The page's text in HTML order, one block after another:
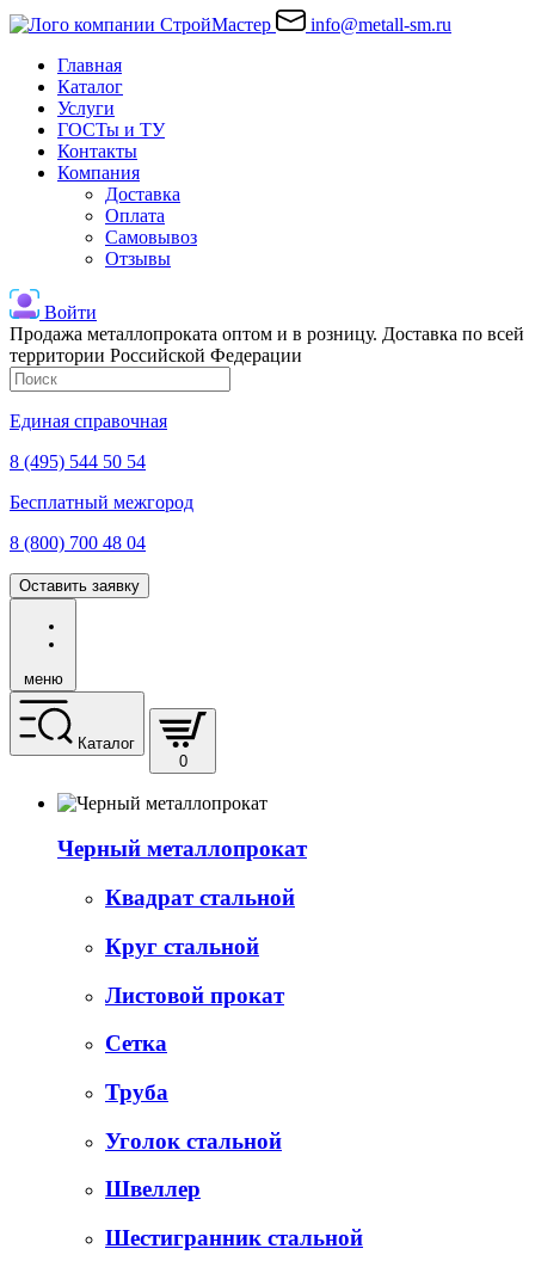
info@metall-sm.ru
Главная
Каталог
Услуги
ГОСТы и ТУ
Контакты
Компания
Доставка
Оплата
Самовывоз
Отзывы
Войти
Продажа металлопроката оптом и в розницу. Доставка по всей
территории Российской Федерации
Единая справочная
8 (495) 544 50 54
Бесплатный межгород
8 (800) 700 48 04
Оставить заявку
меню
Каталог
0
Черный металлопрокат
Квадрат стальной
Круг стальной
Листовой прокат
Сетка
Труба
Уголок стальной
Швеллер
Шестигранник стальной